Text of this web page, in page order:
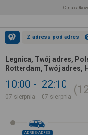
Cena
Z adresu pod adres
Legnica, Twój adres,
Rotterdam, Twój adres,
10:00
07 sierpnia
22:10
07 sierpnia
ADRES-ADRES